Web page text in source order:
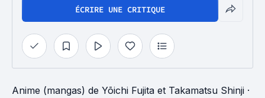
ÉCRIRE UNE CRITIQUE
Anime (mangas) de Yōichi Fujita et Takamatsu Shinji ·